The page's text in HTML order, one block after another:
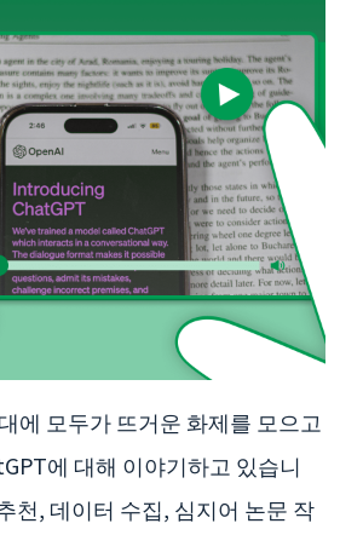
에 모두가 뜨거운 화제를 모으고
에 대해 이야기하고 있습니
천, 데이터 수집, 심지어 논문 작